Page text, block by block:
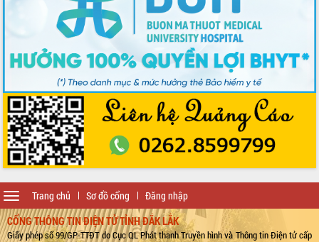
Trang chủ Sơ đồ cổng Đăng nhập
Toggle
navigation
CỔNG THÔNG TIN ĐIỆN TỬ TỈNH ĐẮK LẮK
Giấy phép số 99/GP-TTĐT do Cục QL Phát thanh Truyền hình và Thông tin Điện tử cấp